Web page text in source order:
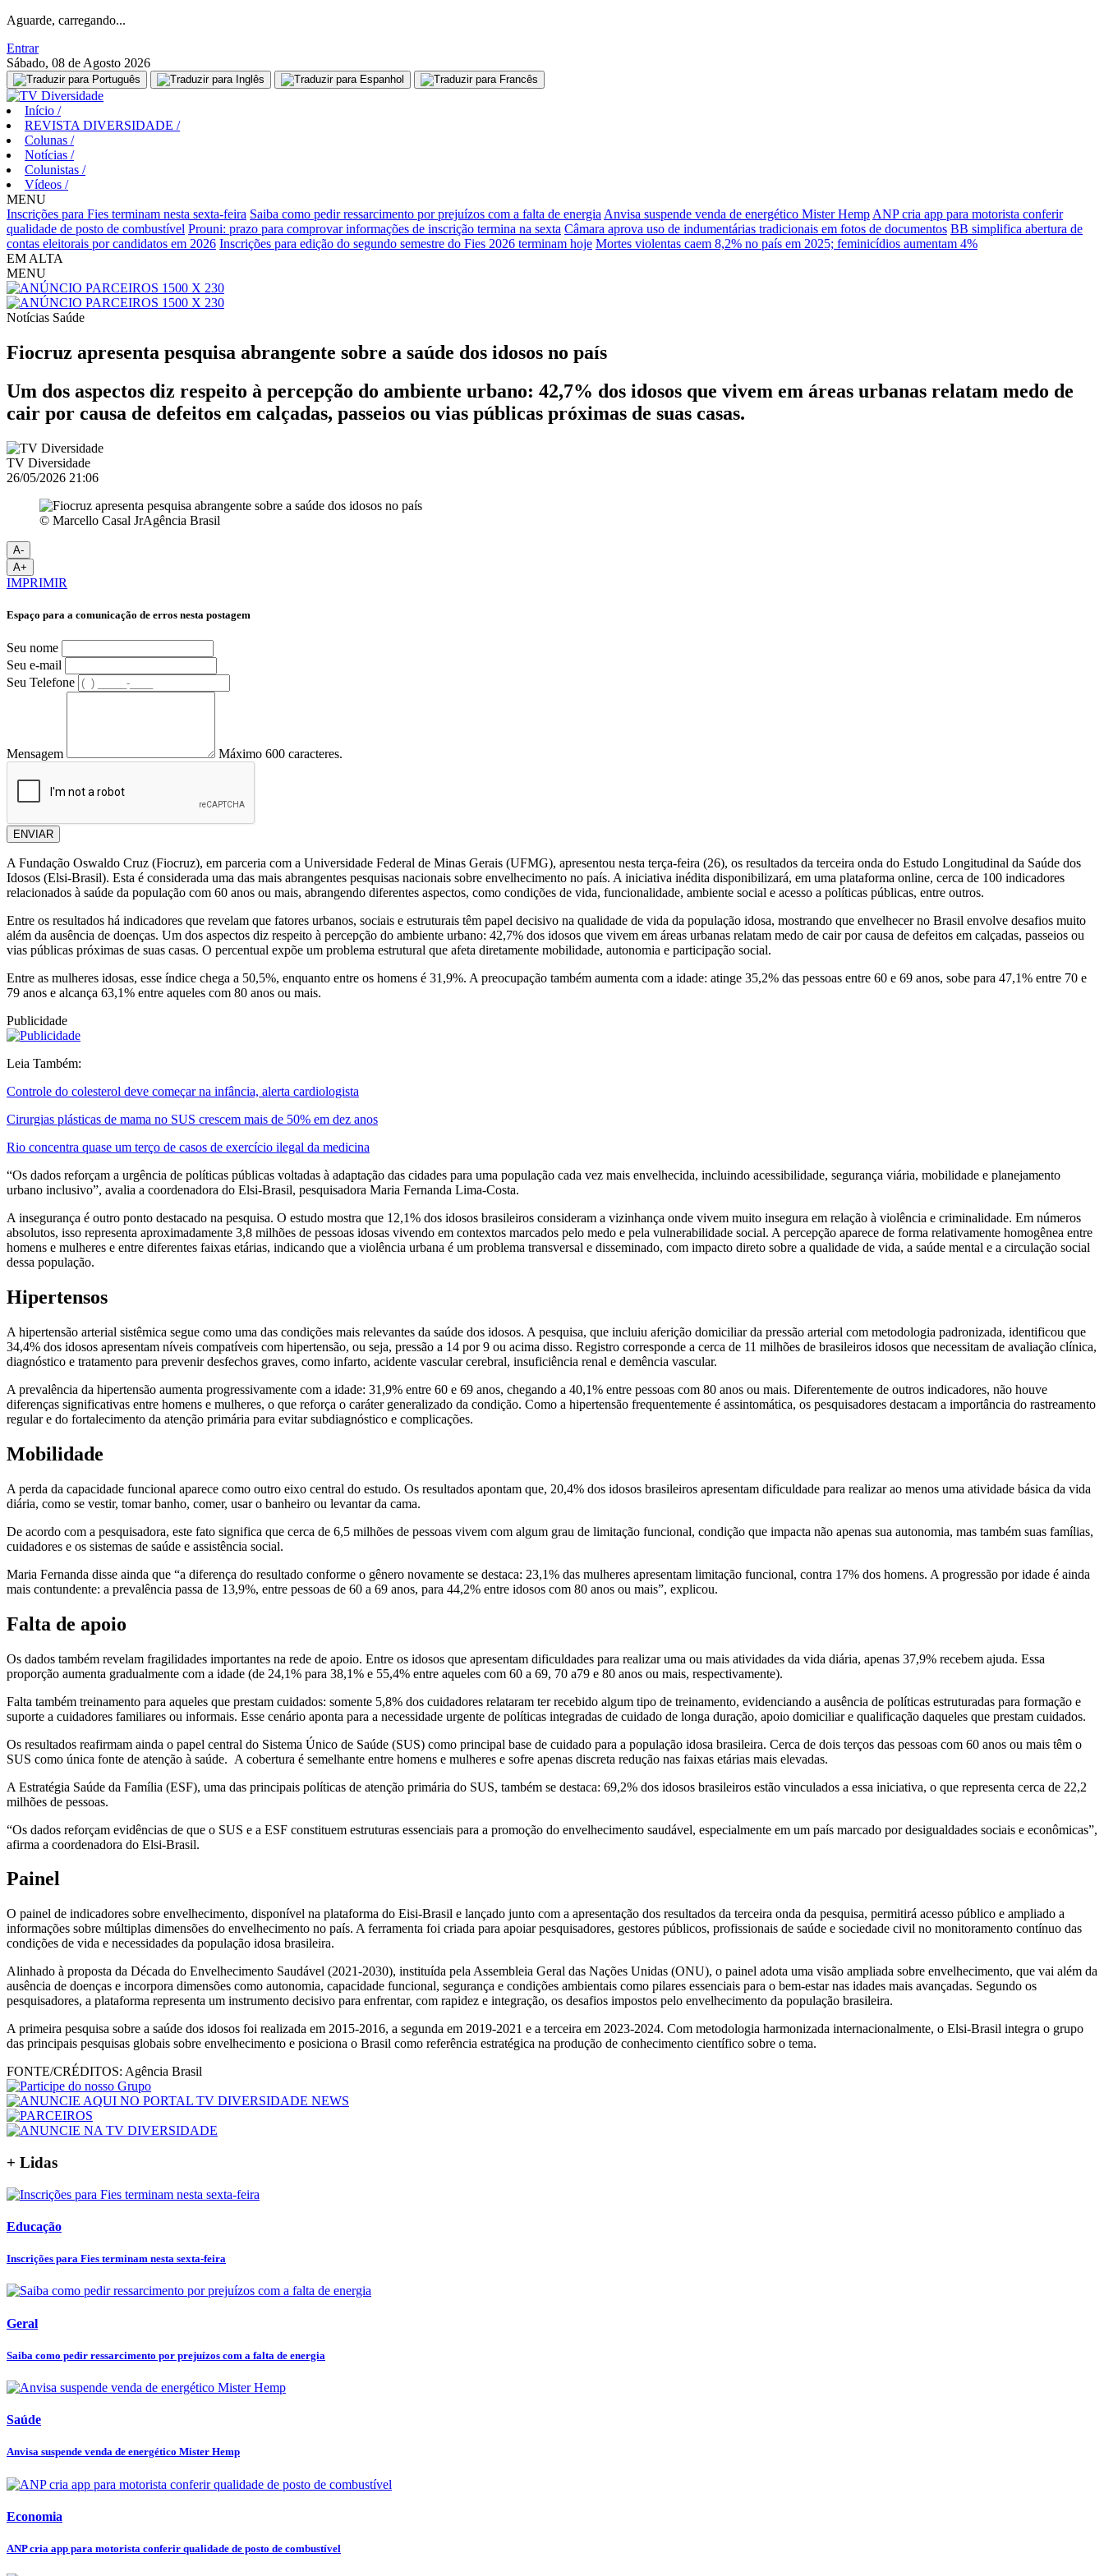
Aguarde, carregando...
Entrar
Sábado, 08 de Agosto 2026
Início /
REVISTA DIVERSIDADE /
Colunas /
Notícias /
Colunistas /
Vídeos /
MENU
Inscrições para Fies terminam nesta sexta-feira Saiba como pedir ressarcimento por prejuízos com a falta de energia Anvisa suspende venda de energético Mister Hemp ANP cria app para motorista conferir
qualidade de posto de combustível Prouni: prazo para comprovar informações de inscrição termina na sexta Câmara aprova uso de indumentárias tradicionais em fotos de documentos BB simplifica abertura de
contas eleitorais por candidatos em 2026 Inscrições para edição do segundo semestre do Fies 2026 terminam hoje Mortes violentas caem 8,2% no país em 2025; feminicídios aumentam 4%
EM ALTA
MENU
Notícias Saúde
Fiocruz apresenta pesquisa abrangente sobre a saúde dos idosos no país
Um dos aspectos diz respeito à percepção do ambiente urbano: 42,7% dos idosos que vivem em áreas urbanas relatam medo de
cair por causa de defeitos em calçadas, passeios ou vias públicas próximas de suas casas.
TV Diversidade
26/05/2026 21:06
© Marcello Casal JrAgência Brasil
A-
A+
IMPRIMIR
Espaço para a comunicação de erros nesta postagem
Seu nome
Seu e-mail
Seu Telefone
Mensagem Máximo 600 caracteres.
ENVIAR
A Fundação Oswaldo Cruz (Fiocruz), em parceria com a Universidade Federal de Minas Gerais (UFMG), apresentou nesta terça-feira (26), os resultados da terceira onda do Estudo Longitudinal da Saúde dos
Idosos (Elsi-Brasil). Esta é considerada uma das mais abrangentes pesquisas nacionais sobre envelhecimento no país. A iniciativa inédita disponibilizará, em uma plataforma online, cerca de 100 indicadores
relacionados à saúde da população com 60 anos ou mais, abrangendo diferentes aspectos, como condições de vida, funcionalidade, ambiente social e acesso a políticas públicas, entre outros.
Entre os resultados há indicadores que revelam que fatores urbanos, sociais e estruturais têm papel decisivo na qualidade de vida da população idosa, mostrando que envelhecer no Brasil envolve desafios muito
além da ausência de doenças. Um dos aspectos diz respeito à percepção do ambiente urbano: 42,7% dos idosos que vivem em áreas urbanas relatam medo de cair por causa de defeitos em calçadas, passeios ou
vias públicas próximas de suas casas. O percentual expõe um problema estrutural que afeta diretamente mobilidade, autonomia e participação social.
Entre as mulheres idosas, esse índice chega a 50,5%, enquanto entre os homens é 31,9%. A preocupação também aumenta com a idade: atinge 35,2% das pessoas entre 60 e 69 anos, sobe para 47,1% entre 70 e
79 anos e alcança 63,1% entre aqueles com 80 anos ou mais.
Publicidade
Leia Também:
Controle do colesterol deve começar na infância, alerta cardiologista
Cirurgias plásticas de mama no SUS crescem mais de 50% em dez anos
Rio concentra quase um terço de casos de exercício ilegal da medicina
“Os dados reforçam a urgência de políticas públicas voltadas à adaptação das cidades para uma população cada vez mais envelhecida, incluindo acessibilidade, segurança viária, mobilidade e planejamento
urbano inclusivo”, avalia a coordenadora do Elsi-Brasil, pesquisadora Maria Fernanda Lima-Costa.
A insegurança é outro ponto destacado na pesquisa. O estudo mostra que 12,1% dos idosos brasileiros consideram a vizinhança onde vivem muito insegura em relação à violência e criminalidade. Em números
absolutos, isso representa aproximadamente 3,8 milhões de pessoas idosas vivendo em contextos marcados pelo medo e pela vulnerabilidade social. A percepção aparece de forma relativamente homogênea entre
homens e mulheres e entre diferentes faixas etárias, indicando que a violência urbana é um problema transversal e disseminado, com impacto direto sobre a qualidade de vida, a saúde mental e a circulação social
dessa população.
Hipertensos
A hipertensão arterial sistêmica segue como uma das condições mais relevantes da saúde dos idosos. A pesquisa, que incluiu aferição domiciliar da pressão arterial com metodologia padronizada, identificou que
34,4% dos idosos apresentam níveis compatíveis com hipertensão, ou seja, pressão a 14 por 9 ou acima disso. Registro corresponde a cerca de 11 milhões de brasileiros idosos que necessitam de avaliação clínica,
diagnóstico e tratamento para prevenir desfechos graves, como infarto, acidente vascular cerebral, insuficiência renal e demência vascular.
A prevalência da hipertensão aumenta progressivamente com a idade: 31,9% entre 60 e 69 anos, chegando a 40,1% entre pessoas com 80 anos ou mais. Diferentemente de outros indicadores, não houve
diferenças significativas entre homens e mulheres, o que reforça o caráter generalizado da condição. Como a hipertensão frequentemente é assintomática, os pesquisadores destacam a importância do rastreamento
regular e do fortalecimento da atenção primária para evitar subdiagnóstico e complicações.
Mobilidade
A perda da capacidade funcional aparece como outro eixo central do estudo. Os resultados apontam que, 20,4% dos idosos brasileiros apresentam dificuldade para realizar ao menos uma atividade básica da vida
diária, como se vestir, tomar banho, comer, usar o banheiro ou levantar da cama.
De acordo com a pesquisadora, este fato significa que cerca de 6,5 milhões de pessoas vivem com algum grau de limitação funcional, condição que impacta não apenas sua autonomia, mas também suas famílias,
cuidadores e os sistemas de saúde e assistência social.
Maria Fernanda disse ainda que “a diferença do resultado conforme o gênero novamente se destaca: 23,1% das mulheres apresentam limitação funcional, contra 17% dos homens. A progressão por idade é ainda
mais contundente: a prevalência passa de 13,9%, entre pessoas de 60 a 69 anos, para 44,2% entre idosos com 80 anos ou mais”, explicou.
Falta de apoio
Os dados também revelam fragilidades importantes na rede de apoio. Entre os idosos que apresentam dificuldades para realizar uma ou mais atividades da vida diária, apenas 37,9% recebem ajuda. Essa
proporção aumenta gradualmente com a idade (de 24,1% para 38,1% e 55,4% entre aqueles com 60 a 69, 70 a79 e 80 anos ou mais, respectivamente).
Falta também treinamento para aqueles que prestam cuidados: somente 5,8% dos cuidadores relataram ter recebido algum tipo de treinamento, evidenciando a ausência de políticas estruturadas para formação e
suporte a cuidadores familiares ou informais. Esse cenário aponta para a necessidade urgente de políticas integradas de cuidado de longa duração, apoio domiciliar e qualificação daqueles que prestam cuidados.
Os resultados reafirmam ainda o papel central do Sistema Único de Saúde (SUS) como principal base de cuidado para a população idosa brasileira. Cerca de dois terços das pessoas com 60 anos ou mais têm o
SUS como única fonte de atenção à saúde. A cobertura é semelhante entre homens e mulheres e sofre apenas discreta redução nas faixas etárias mais elevadas.
A Estratégia Saúde da Família (ESF), uma das principais políticas de atenção primária do SUS, também se destaca: 69,2% dos idosos brasileiros estão vinculados a essa iniciativa, o que representa cerca de 22,2
milhões de pessoas.
“Os dados reforçam evidências de que o SUS e a ESF constituem estruturas essenciais para a promoção do envelhecimento saudável, especialmente em um país marcado por desigualdades sociais e econômicas”,
afirma a coordenadora do Elsi-Brasil.
Painel
O painel de indicadores sobre envelhecimento, disponível na plataforma do Eisi-Brasil e lançado junto com a apresentação dos resultados da terceira onda da pesquisa, permitirá acesso público e ampliado a
informações sobre múltiplas dimensões do envelhecimento no país. A ferramenta foi criada para apoiar pesquisadores, gestores públicos, profissionais de saúde e sociedade civil no monitoramento contínuo das
condições de vida e necessidades da população idosa brasileira.
Alinhado à proposta da Década do Envelhecimento Saudável (2021-2030), instituída pela Assembleia Geral das Nações Unidas (ONU), o painel adota uma visão ampliada sobre envelhecimento, que vai além da
ausência de doenças e incorpora dimensões como autonomia, capacidade funcional, segurança e condições ambientais como pilares essenciais para o bem-estar nas idades mais avançadas. Segundo os
pesquisadores, a plataforma representa um instrumento decisivo para enfrentar, com rapidez e integração, os desafios impostos pelo envelhecimento da população brasileira.
A primeira pesquisa sobre a saúde dos idosos foi realizada em 2015-2016, a segunda em 2019-2021 e a terceira em 2023-2024. Com metodologia harmonizada internacionalmente, o Elsi-Brasil integra o grupo
das principais pesquisas globais sobre envelhecimento e posiciona o Brasil como referência estratégica na produção de conhecimento científico sobre o tema.
FONTE/CRÉDITOS: Agência Brasil
+ Lidas
Educação
Inscrições para Fies terminam nesta sexta-feira
Geral
Saiba como pedir ressarcimento por prejuízos com a falta de energia
Saúde
Anvisa suspende venda de energético Mister Hemp
Economia
ANP cria app para motorista conferir qualidade de posto de combustível